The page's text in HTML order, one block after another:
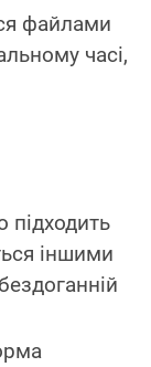
файлами
часі,
підходить
іншими